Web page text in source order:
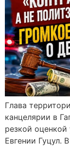
Глава
канцелярии в
резкой оценкой
Евгении Гуцул.